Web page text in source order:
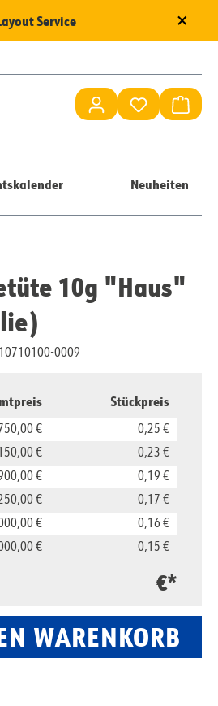
Service ×
Du hast 0
Neuheiten
10g "Haus"
0009
Stückpreis
€
0,25 €
€
0,23 €
€
0,19 €
€
0,17 €
€
0,16 €
€ 0,15 €
€*
Wert ein oder
WARENKORB